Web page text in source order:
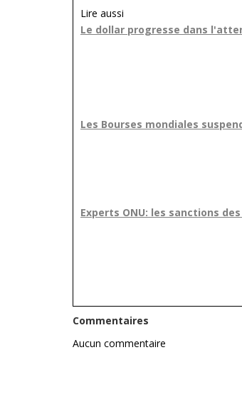
Lire aussi
Le dollar progresse dans
Les Bourses mondiales
Experts ONU: les sanctions
Commentaires
Aucun commentaire